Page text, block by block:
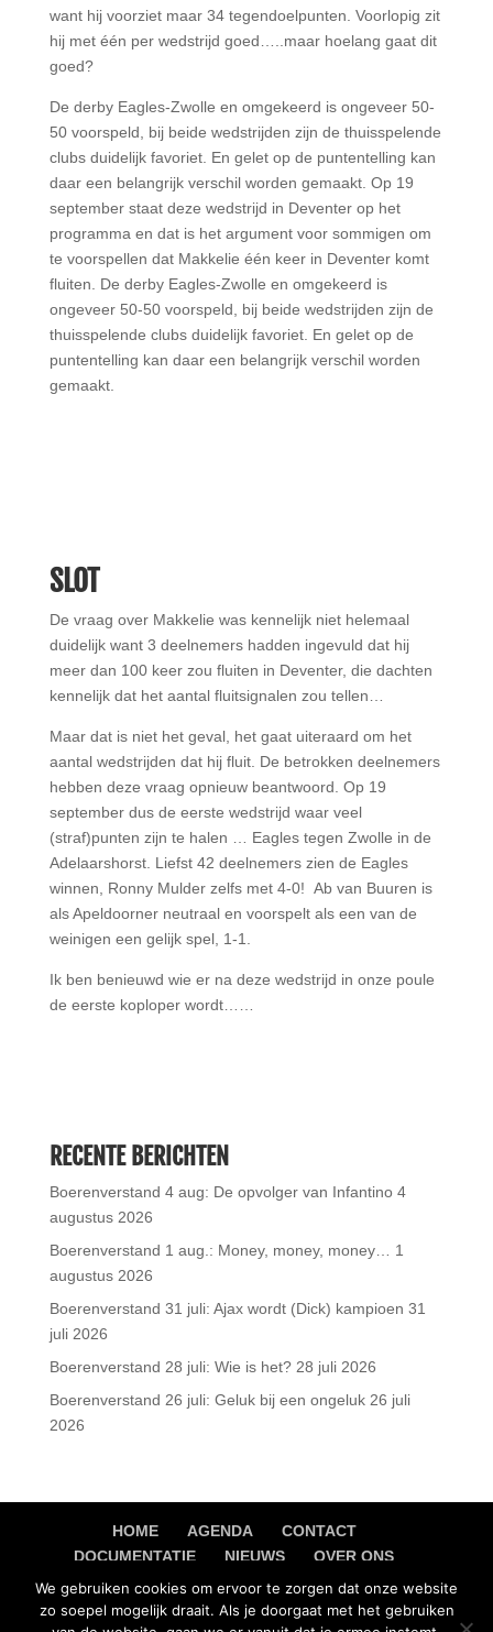
want hij voorziet maar 34 tegendoelpunten. Voorlopig zit
hij met één per wedstrijd goed…..maar hoelang gaat dit
goed?
De derby Eagles-Zwolle en omgekeerd is ongeveer 50-
50 voorspeld, bij beide wedstrijden zijn de thuisspelende
clubs duidelijk favoriet. En gelet op de puntentelling kan
daar een belangrijk verschil worden gemaakt. Op 19
september staat deze wedstrijd in Deventer op het
programma en dat is het argument voor sommigen om
te voorspellen dat Makkelie één keer in Deventer komt
fluiten. De derby Eagles-Zwolle en omgekeerd is
ongeveer 50-50 voorspeld, bij beide wedstrijden zijn de
thuisspelende clubs duidelijk favoriet. En gelet op de
puntentelling kan daar een belangrijk verschil worden
gemaakt.
SLOT
De vraag over Makkelie was kennelijk niet helemaal
duidelijk want 3 deelnemers hadden ingevuld dat hij
meer dan 100 keer zou fluiten in Deventer, die dachten
kennelijk dat het aantal fluitsignalen zou tellen…
Maar dat is niet het geval, het gaat uiteraard om het
aantal wedstrijden dat hij fluit. De betrokken deelnemers
hebben deze vraag opnieuw beantwoord. Op 19
september dus de eerste wedstrijd waar veel
(straf)punten zijn te halen … Eagles tegen Zwolle in de
Adelaarshorst. Liefst 42 deelnemers zien de Eagles
winnen, Ronny Mulder zelfs met 4-0! Ab van Buuren is
als Apeldoorner neutraal en voorspelt als een van de
weinigen een gelijk spel, 1-1.
Ik ben benieuwd wie er na deze wedstrijd in onze poule
de eerste koploper wordt……
RECENTE BERICHTEN
Boerenverstand 4 aug: De opvolger van Infantino 4
augustus 2026
Boerenverstand 1 aug.: Money, money, money…
1
augustus 2026
Boerenverstand 31 juli: Ajax wordt (Dick) kampioen 31
juli 2026
Boerenverstand 28 juli: Wie is het? 28 juli 2026
Boerenverstand 26 juli: Geluk bij een ongeluk 26 juli
2026
HOME AGENDA
CONTACT
DOCUMENTATIE
NIEUWS
OVER ONS
PRIVACY VERKLARING
We gebruiken cookies om ervoor te zorgen dat onze website
zo soepel mogelijk draait. Als je doorgaat met het gebruiken